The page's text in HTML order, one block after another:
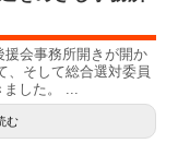
会事務所開きが開か
そして総合選対委員
した。 ...
む